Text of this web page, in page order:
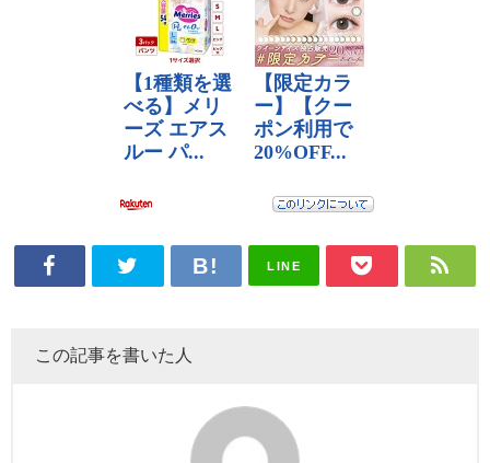
LINE
この記事を書いた人